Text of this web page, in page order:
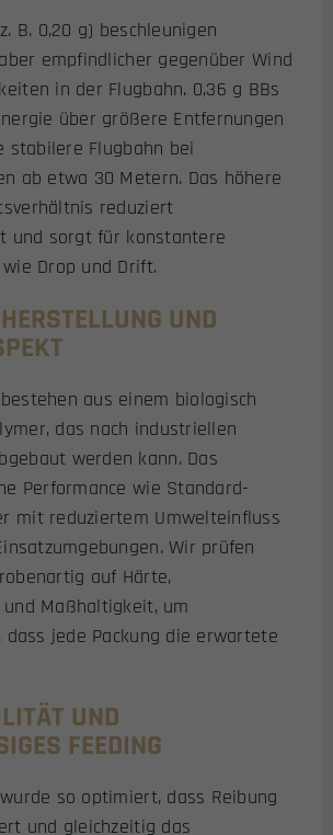
B. 0,20 g) beschleunigen
empfindlicher gegenüber Wind
in der Flugbahn. 0,36 g BBs
über größere Entfernungen
stabilere Flugbahn bei
ab etwa 30 Metern. Das höhere
reduziert
und sorgt für konstantere
Drop und Drift.
UND
aus einem biologisch
das nach industriellen
werden kann. Das
Performance wie Standard-
mit reduziertem Umwelteinfluss
Wir prüfen
auf Härte,
Maßhaltigkeit, um
dass jede Packung die erwartete
UND
FEEDING
so optimiert, dass Reibung
und gleichzeitig das